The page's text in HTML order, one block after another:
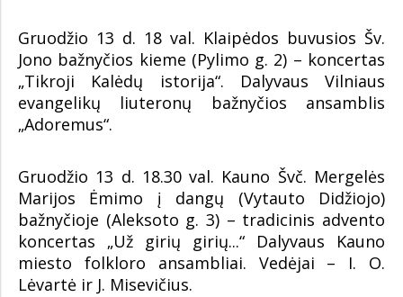
Gruodžio 13 d. 18 val. Klaipėdos buvusios Šv.
Jono bažnyčios kieme (Pylimo g. 2) – koncertas
„Tikroji Kalėdų istorija“. Dalyvaus Vilniaus
evangelikų liuteronų bažnyčios ansamblis
„Adoremus“.
Gruodžio 13 d. 18.30 val. Kauno Švč. Mergelės
Marijos Ėmimo į dangų (Vytauto Didžiojo)
bažnyčioje (Aleksoto g. 3) – tradicinis advento
koncertas „Už girių girių...“ Dalyvaus Kauno
miesto folkloro ansambliai. Vedėjai – I. O.
Lėvartė ir J. Misevičius.